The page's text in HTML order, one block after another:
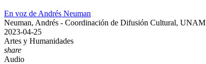
En voz de Andrés Neuman
Neuman, Andrés - Coordinación de Difusión Cultural, UNAM
2023-04-25
Artes y Humanidades
share
Audio